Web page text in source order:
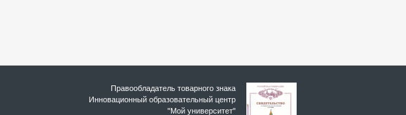
Правообладатель товарного знака
Инновационный образовательный цeнтр
"Мой университет"